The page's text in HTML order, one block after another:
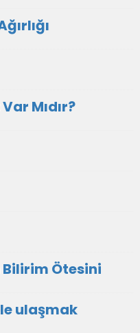
Mıdır?
Bilirim Ötesini
ulaşmak